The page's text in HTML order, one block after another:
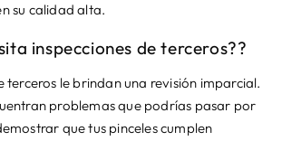
su calidad alta.
inspecciones de terceros??
terceros le brindan una revisión imparcial.
problemas que podrías pasar por
que tus pinceles cumplen